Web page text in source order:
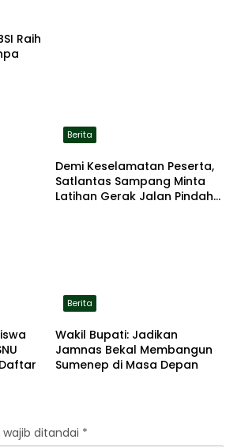
Raih
Berita
Demi Keselamatan Peserta,
Satlantas Sampang Minta
Latihan Gerak Jalan Pindah
Berita
Wakil Bupati: Jadikan
Jamnas Bekal Membangun
Sumenep di Masa Depan
wajib ditandai *